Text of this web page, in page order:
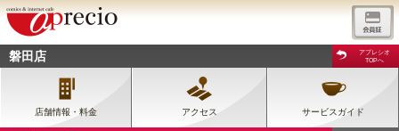
磐田店
アプレシオ
TOPへ
店舗情報・料金 アクセス サービスガイド